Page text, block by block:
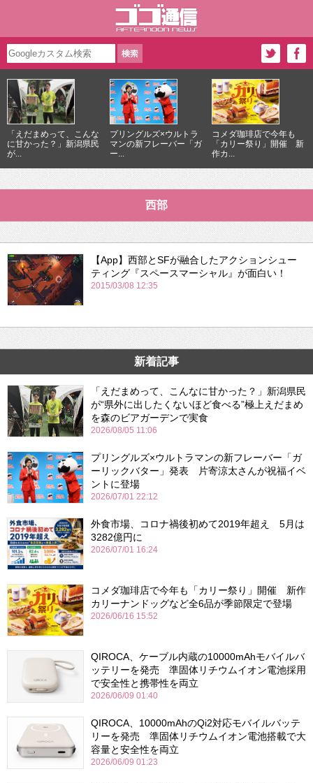
「えだまめって、こんな
に甘かった？」新潟県民
が...
プリングルズ×ウルトラ
マンの新フレーバー「ガ
ー...
コメダ珈琲店で今年も
「カリー祭り」開催 新
作カ...
西部
【App】西部とSFが融合したアクションシュー
ティング『スペースマーシャル』が面白い！
2015/03/08 12:35
新着記事
「えだまめって、こんなに甘かった？」新潟県民
が“県外に出したくないほど食べる”極上えだまめ
を森のビアガーデンで実食
2026/08/05 11:06
プリングルズ×ウルトラマンの新フレーバー「ガ
ーリックバター」発表 片寄涼太さんが祝福イベ
ントに登場
2026/07/01 22:12
外食市場、コロナ禍後初めて2019年超え 5月は
3282億円に
2026/07/01 16:24
コメダ珈琲店で今年も「カリー祭り」開催 新作
カリーナンドッグなど全6品が季節限定で登場
2026/06/16 15:52
QIROCA、ケーブル内蔵の10000mAhモバイルバ
ッテリーを発売 準固体リチウムイオン電池採用
で安全性と携帯性を両立
2026/06/09 01:40
QIROCA、10000mAhのQi2対応モバイルバッテ
リーを発売 準固体リチウムイオン電池搭載で大
容量と安全性を両立
2026/06/09 01:23